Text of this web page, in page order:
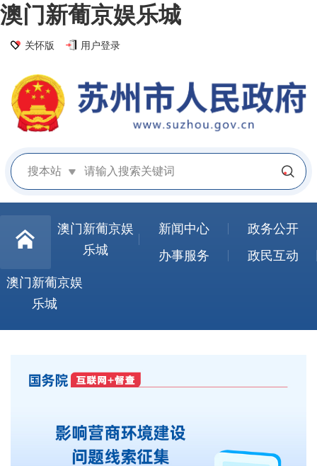
澳门新葡京娱乐城
关怀版 用户登录
搜本站
澳门新葡京娱
乐城
新闻中心
政务公开
办事服务
政民互动
澳门新葡京娱
乐城